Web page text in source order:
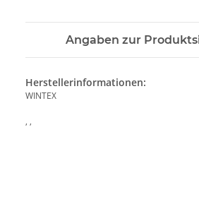
Angaben zur
Herstellerinformationen:
WINTEX
, ,